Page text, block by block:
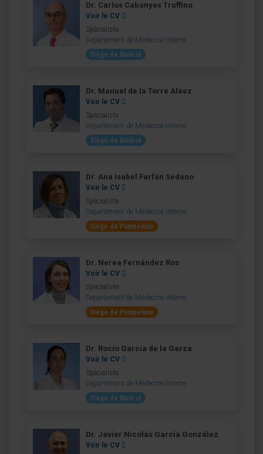
Dr. Carlos Cabanyes Truffino
Voir le CV
Spécialiste
Département de Médecine Interne
Siège de Madrid
Dr. Manuel de la Torre Aláez
Voir le CV
Spécialiste
Département de Médecine Interne
Siège de Madrid
Dr. Ana Isabel Farfán Sedano
Voir le CV
Spécialiste
Département de Médecine Interne
Siège de Pampelune
Dr. Nerea Fernández Ros
Voir le CV
Spécialiste
Département de Médecine Interne
Siège de Pampelune
Dr. Rocío García de la Garza
Voir le CV
Spécialiste
Département de Médecine Interne
Siège de Madrid
Dr. Javier Nicolás García González
Voir le CV